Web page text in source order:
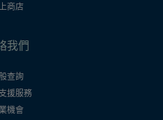
商店
我們
查詢
援服務
機會